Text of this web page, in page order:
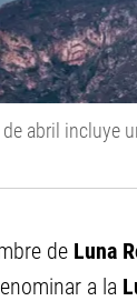
abril incluye
de Luna
a la